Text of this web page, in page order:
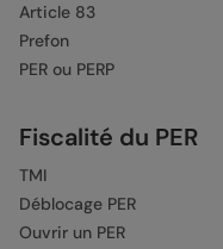
Article 83
Prefon
PER ou PERP
Fiscalité du PER
TMI
Déblocage PER
Ouvrir un PER